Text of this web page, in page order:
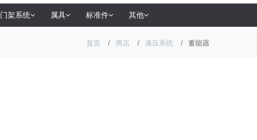
门架系统 属具 标准件 其他
首页 商店 液压系统 蓄能器